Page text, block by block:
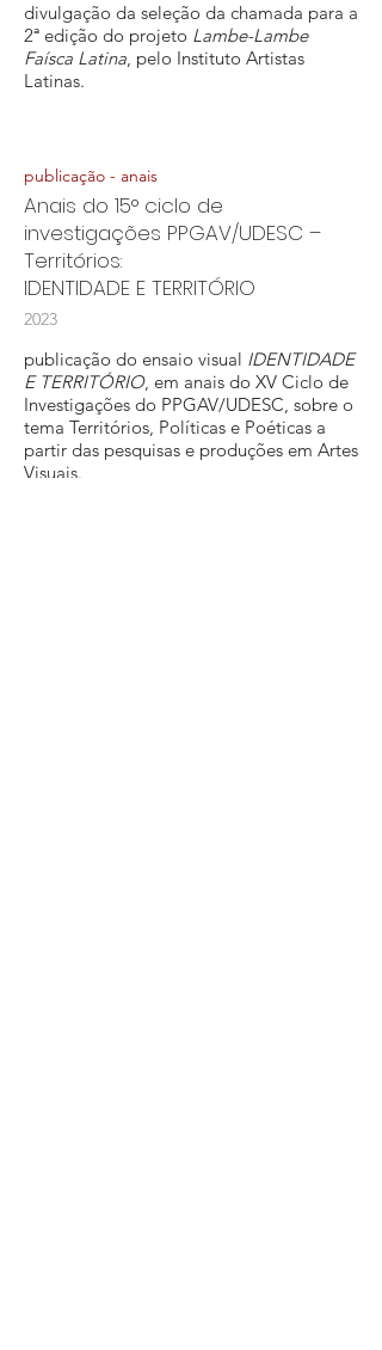
divulgação da seleção da chamada para a
2ª edição do projeto Lambe-Lambe
Faísca Latina, pelo Instituto Artistas
Latinas.
publicação - anais
Anais do 15° ciclo de
investigações PPGAV/UDESC –
Territórios:
IDENTIDADE E TERRITÓRIO
2023
publicação do ensaio visual IDENTIDADE
E TERRITÓRIO, em anais do XV Ciclo de
Investigações do PPGAV/UDESC, sobre o
tema Territórios, Políticas e Poéticas a
partir das pesquisas e produções em Artes
Visuais.